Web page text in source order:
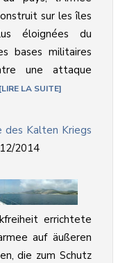
sur les îles
éloignées du
bases militaires
une attaque
LIRE LA SUITE
des Kalten Kriegs
2014
errichtete
auf äußeren
die zum Schutz